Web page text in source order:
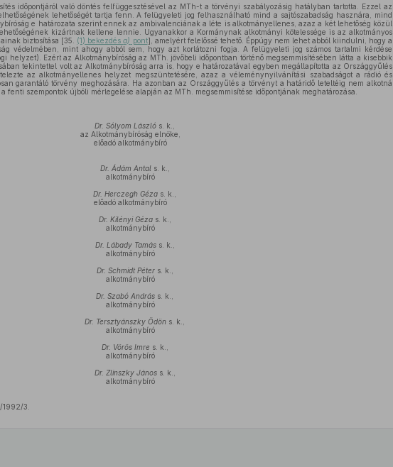
időpontjáról való döntés felfüggesztésével az MTh-t a törvényi szabályozásig hatályban tartotta. Ezzel az
lehetőségét tartja fenn. A felügyeleti jog felhasználható mind a sajtószabadság hasznára, mind
e határozata szerint ennek az ambivalenciának a léte is alkotmányellenes, azaz a két lehetőség közül
kizártnak kellene lennie. Ugyanakkor a Kormánynak alkotmányi kötelessége is az alkotmányos
biztosítása [35. (1) bekezdésa) pont], amelyért felelőssé tehető. Éppúgy nem lehet abból kiindulni, hogy a
védelmében, mint ahogy abból sem, hogy azt korlátozni fogja. A felügyeleti jog számos tartalmi kérdése
helyzet). Ezért az Alkotmánybíróság az MTh. jövőbeli időpontban történő megsemmisítésében látta a kisebbik
tekintettel volt az Alkotmánybíróság arra is, hogy e határozatával egyben megállapította az Országgyűlés
az alkotmányellenes helyzet megszüntetésére, azaz a véleménynyilvánítási szabadságot a rádió és
garantáló törvény meghozására. Ha azonban az Országgyűlés a törvényt a határidő leteltéig nem alkotná
fenti szempontok újbóli mérlegelése alapján az MTh. megsemmisítése időpontjának meghatározása.
Dr. Sólyom László s. k.,
az Alkotmánybíróság elnöke,
előadó alkotmánybíró
Dr. Ádám Antals. k.,
alkotmánybíró
Dr. Herczegh Géza s. k.,
előadó alkotmánybíró
Dr. Kilényi Gézas. k.,
alkotmánybíró
Dr. Lábady Tamáss. k.,
alkotmánybíró
Dr. Schmidt Péters. k.,
alkotmánybíró
Dr. Szabó András s. k.,
alkotmánybíró
Dr. Tersztyánszky Ödön s. k.,
alkotmánybíró
Dr. Vörös Imre s. k.,
alkotmánybíró
Dr. Zlinszky Jánoss. k.,
alkotmánybíró
3.